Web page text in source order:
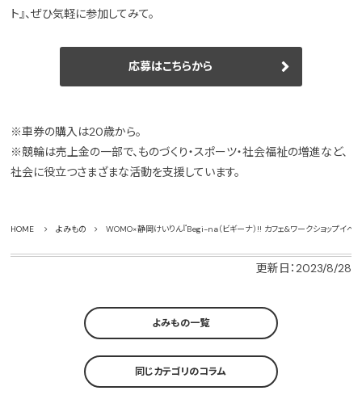
ト』、ぜひ気軽に参加してみて。
応募はこちらから
※車券の購入は20歳から。
※競輪は売上金の一部で、ものづくり・スポーツ・社会福祉の増進など、
社会に役立つさまざまな活動を支援しています。
HOME よみもの WOMO×静岡けいりん『Begi-na（ビギーナ）!! カフェ&ワークショップイベ
更新日：2023/8/28
よみもの一覧
同じカテゴリのコラム